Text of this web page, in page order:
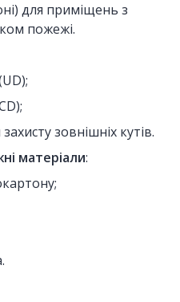
для приміщень з
пожежі.
зовнішніх кутів.
матеріали: